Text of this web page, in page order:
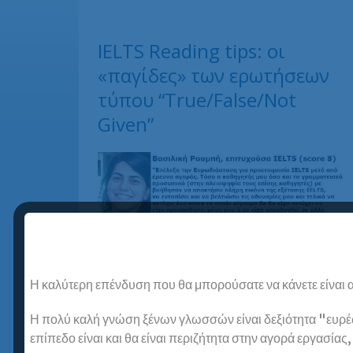
IELTS Reading tips: οι
«παγίδες» των ερωτήσεων
τύπου “True/False/Not
Given”
έχει να αντιμετωπίσει ο υποψήφιος IELTS
στα reading passages είναι οι ερωτήσεις
Η καλύτερη επένδυση που θα μπορούσατε να κάνετε είναι
Η πολύ καλή γνώση ξένων γλωσσών είναι δεξιότητα
επίπεδο είναι και θα είναι περιζήτητα στην αγορά